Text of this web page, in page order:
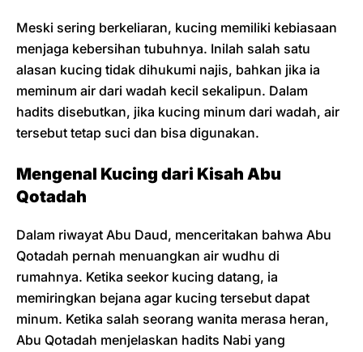
Meski sering berkeliaran, kucing memiliki kebiasaan
menjaga kebersihan tubuhnya. Inilah salah satu
alasan kucing tidak dihukumi najis, bahkan jika ia
meminum air dari wadah kecil sekalipun. Dalam
hadits disebutkan, jika kucing minum dari wadah, air
tersebut tetap suci dan bisa digunakan.
Mengenal Kucing dari Kisah Abu
Qotadah
Dalam riwayat Abu Daud, menceritakan bahwa Abu
Qotadah pernah menuangkan air wudhu di
rumahnya. Ketika seekor kucing datang, ia
memiringkan bejana agar kucing tersebut dapat
minum. Ketika salah seorang wanita merasa heran,
Abu Qotadah menjelaskan hadits Nabi yang